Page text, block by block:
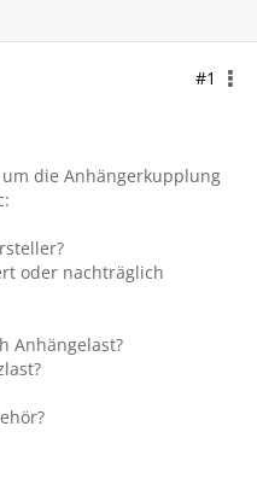
#1
die Anhängerkupplung
oder nachträglich
Anhängelast?